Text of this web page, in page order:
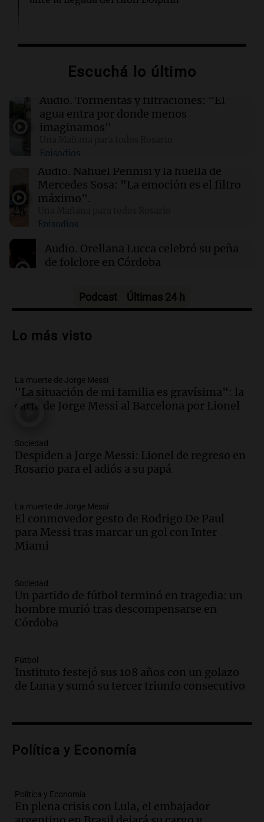
Airbnb acelera el lanzamiento de funciones
búsqueda
El Pentágono solicita a la industria de defensa
un aumento en la producción de armas
01:31 Ciencia
Reducir alimentos dulces no disminuye
antojos ni mejora la salud, según estudio
01:29 Mundo
El lago Mead alcanza su nivel más bajo en 90
años, evidenciando la crisis hídrica en EE.UU.
Escuchá lo último
Audio. Tormentas y filtraciones: "El
agua entra por donde menos
imaginamos"
Episodios
Audio. Nahuel Pennisi y la huella de
Mercedes Sosa: "La emoción es el filtro
máximo".
Episodios
Audio. Orellana Lucca celebró su peña
de folclore en Córdoba
Audio.Trágico accidente en Mendoza:
vehículos desde un puente
Audio.Tragedia en Mendoza: un muerto
y cinco heridos tras caer dos autos desde
un puente
Episodios
Audio.Messi llegará esta noche a
Rosario para acompañar a su familia
Episodios
Audio.Ley de Propiedad Privada: el revés
en el Congreso expuso una debilidad
comunicacional del Gobierno
Episodios
Audio.Casabindo se prepara para una
celebración única: 30.000 turistas y el
tradicional Toreo de la Vincha
Audio.Borges, abogada de Pourrain:
"Tres hombres se lo llevaron para
hacerle preguntas y nunca regresó"
Episodios
metros del río Suquía y retiraron hasta
Episodios
Audio.La historia de la servilleta que
Podcast Últimas 24 h
Lo más visto
La muerte de Jorge Messi
"La situación de mi familia es gravísima": la
carta de Jorge Messi al Barcelona por Lionel
Sociedad
Despiden a Jorge Messi: Lionel de regreso en
Rosario para el adiós a su papá
La muerte de Jorge Messi
El conmovedor gesto de Rodrigo De Paul
para Messi tras marcar un gol con Inter
Miami
Sociedad
Un partido de fútbol terminó en tragedia: un
hombre murió tras descompensarse en
Córdoba
Fútbol
Instituto festejó sus 108 años con un golazo
de Luna y sumó su tercer triunfo consecutivo
Política y Economía
Política y Economía
En plena crisis con Lula, el embajador